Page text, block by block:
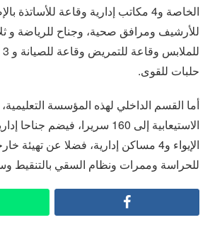
الخاصة و4 مكاتب إدارية وقاعة
للأرشيف ومرافق صحية، وجناح للرياضة و
حلبات للقوى.
أما القسم الداخلي لهذه المؤسسة
الاستيعابية إلى 160 سريرا، فيضم
الإيواء و4 مساكن إدارية، فضلا عن تهيئة
للحراسة وممرات ونظام السقي بالتنقيط